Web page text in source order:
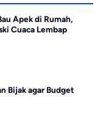
Apek di Rumah,
Cuaca Lembap
Bijak agar Budget